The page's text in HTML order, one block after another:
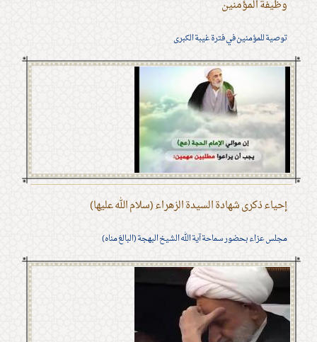
وظيفة المؤمنين
توصية للمؤمنين في فترة غيبة الكبرى
إحياء ذكرى شهادة السيدة الزهراء (سلام الله عليها)
مجلس عزاء بحضور سماحة آية الله الشيخ البهجة (البالغ مناه)